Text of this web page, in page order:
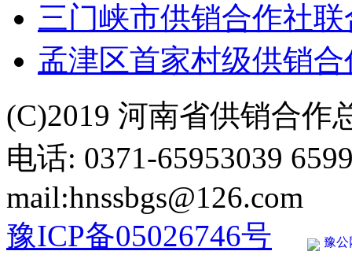
三门峡市供销合作社
孟津区首家村级供销
(C)2019 河南省供销合作
电话: 0371-65953039
mail:hnssbgs@126.com
豫ICP备05026746号
豫公